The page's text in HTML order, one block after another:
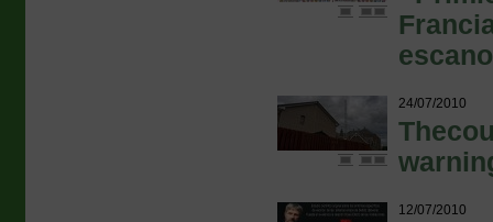
24/07/2010
12/07/2010